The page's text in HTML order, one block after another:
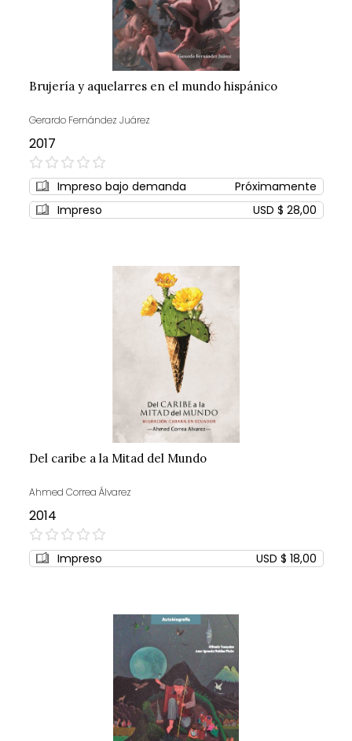
Brujería y aquelarres en el mundo hispánico
Gerardo Fernández Juárez
2017
0%
Impreso bajo demanda
Próximamente
Impreso
USD $ 28,00
Del caribe a la Mitad del Mundo
Ahmed Correa Álvarez
2014
0%
Impreso USD $ 18,00